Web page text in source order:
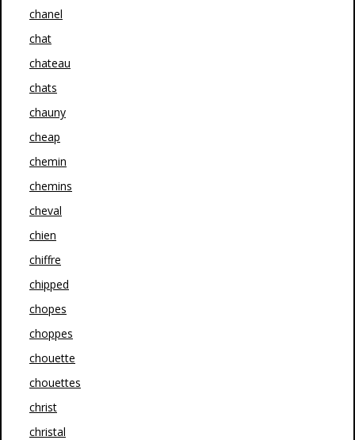
chanel
chat
chateau
chats
chauny
cheap
chemin
chemins
cheval
chien
chiffre
chipped
chopes
choppes
chouette
chouettes
christ
christal